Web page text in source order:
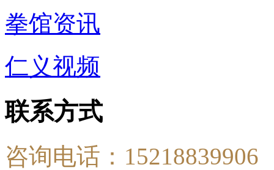
拳馆资讯
仁义视频
联系方式
咨询电话：15218839906